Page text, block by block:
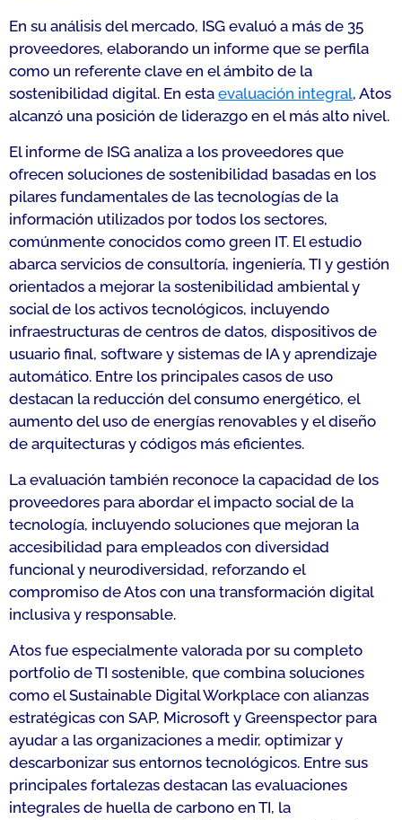
En su análisis del mercado, ISG evaluó a más de 35
proveedores, elaborando un informe que se perfila
como un referente clave en el ámbito de la
sostenibilidad digital. En esta evaluación integral, Atos
alcanzó una posición de liderazgo en el más alto nivel.
El informe de ISG analiza a los proveedores que
ofrecen soluciones de sostenibilidad basadas en los
pilares fundamentales de las tecnologías de la
información utilizados por todos los sectores,
comúnmente conocidos como green IT. El estudio
abarca servicios de consultoría, ingeniería, TI y gestión
orientados a mejorar la sostenibilidad ambiental y
social de los activos tecnológicos, incluyendo
infraestructuras de centros de datos, dispositivos de
usuario final, software y sistemas de IA y aprendizaje
automático. Entre los principales casos de uso
destacan la reducción del consumo energético, el
aumento del uso de energías renovables y el diseño
de arquitecturas y códigos más eficientes.
La evaluación también reconoce la capacidad de los
proveedores para abordar el impacto social de la
tecnología, incluyendo soluciones que mejoran la
accesibilidad para empleados con diversidad
funcional y neurodiversidad, reforzando el
compromiso de Atos con una transformación digital
inclusiva y responsable.
Atos fue especialmente valorada por su completo
portfolio de TI sostenible, que combina soluciones
como el Sustainable Digital Workplace con alianzas
estratégicas con SAP, Microsoft y Greenspector para
ayudar a las organizaciones a medir, optimizar y
descarbonizar sus entornos tecnológicos. Entre sus
principales fortalezas destacan las evaluaciones
integrales de huella de carbono en TI, la